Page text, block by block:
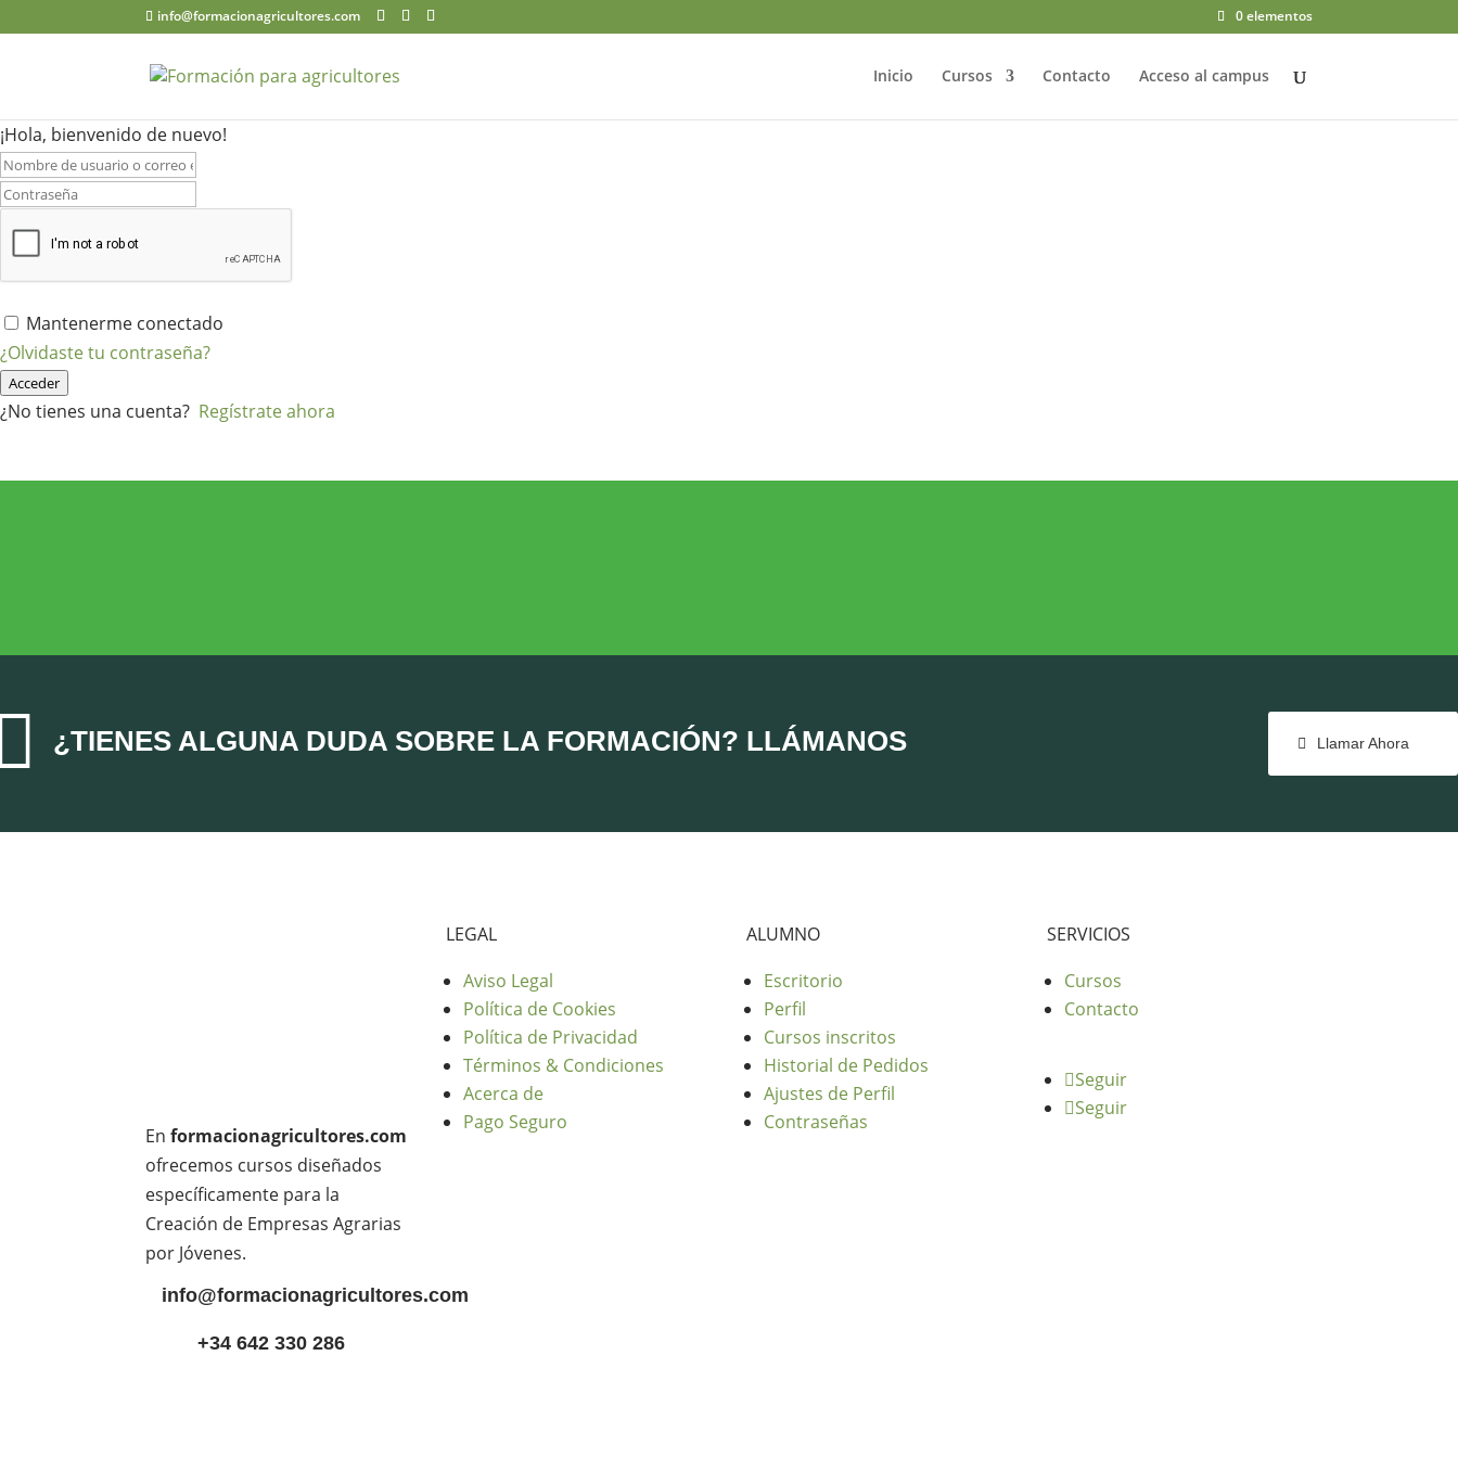
info@formacionagricultores.com 0 elementos
Inicio Cursos Contacto Acceso al campus
¡Hola, bienvenido de nuevo!
Mantenerme conectado
¿Olvidaste tu contraseña?
Acceder
¿No tienes una cuenta? Regístrate ahora
¿TIENES ALGUNA DUDA SOBRE LA FORMACIÓN? LLÁMANOS Llamar Ahora
Enformacionagricultores.com
ofrecemos cursos diseñados
específicamente para la
Creación de Empresas Agrarias
por Jóvenes.
info@formacionagricultores.com
+34 642 330 286
LEGAL
Aviso Legal
Política de Cookies
Política de Privacidad
Términos & Condiciones
Acerca de
Pago Seguro
ALUMNO
Escritorio
Perfil
Cursos inscritos
Historial de Pedidos
Ajustes de Perfil
Contraseñas
SERVICIOS
Cursos
Contacto
Seguir
Seguir